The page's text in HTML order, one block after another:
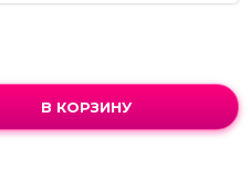
В КОРЗИНУ